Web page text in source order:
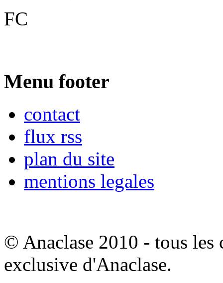
FC
Menu footer
contact
flux rss
plan du site
mentions legales
© Anaclase 2010 - tous les
exclusive d'Anaclase.